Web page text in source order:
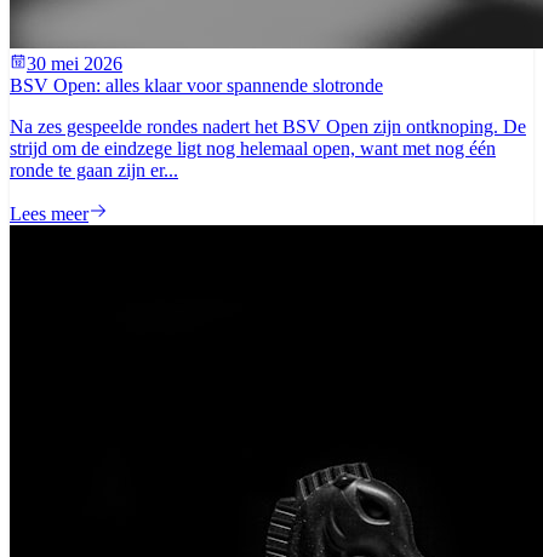
30 mei 2026
BSV Open: alles klaar voor spannende slotronde
Na zes gespeelde rondes nadert het BSV Open zijn ontknoping. De
strijd om de eindzege ligt nog helemaal open, want met nog één
ronde te gaan zijn er...
Lees meer